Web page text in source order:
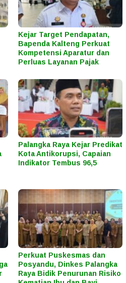
Kejar Target Pendapatan,
Bapenda Kalteng Perkuat
Kompetensi Aparatur dan
Perluas Layanan Pajak
Palangka Raya Kejar Predikat
Kota Antikorupsi, Capaian
Indikator Tembus 96,5
Perkuat Puskesmas dan
Posyandu, Dinkes Palangka
Raya Bidik Penurunan Risiko